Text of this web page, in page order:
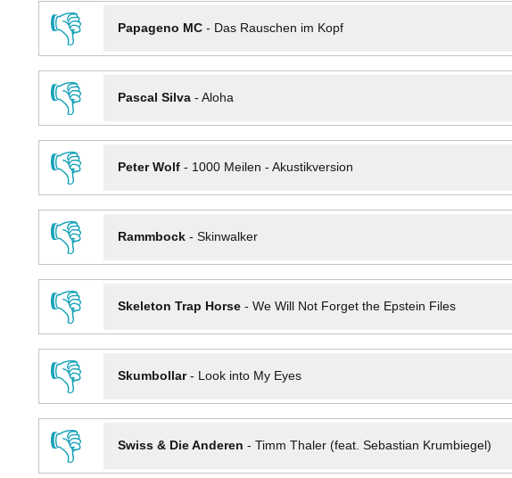
👎
Papageno MC- Das Rauschen im Kopf
👎
Pascal Silva- Aloha
👎
Peter Wolf- 1000 Meilen - Akustikversion
👎
Rammbock- Skinwalker
👎
Skeleton Trap Horse- We Will Not Forget the Epstein Files
👎
Skumbollar- Look into My Eyes
👎
Swiss & Die Anderen - Timm Thaler (feat. Sebastian Krumbiegel)